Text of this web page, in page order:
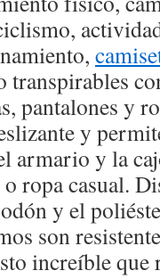
transpirables
pantalones y
y
armario y la
ropa casual.
y el
son
increíble